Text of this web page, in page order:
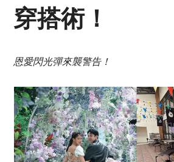
穿搭術！
恩愛閃光彈來襲警告！